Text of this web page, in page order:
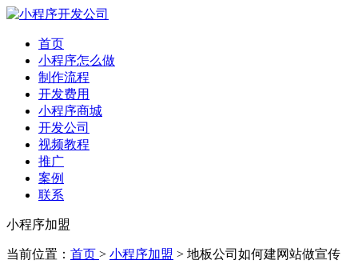
首页
小程序怎么做
制作流程
开发费用
小程序商城
开发公司
视频教程
推广
案例
联系
小程序加盟
当前位置： 首页 > 小程序加盟 > 地板公司如何建网站做宣传